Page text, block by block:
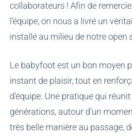
collaborateurs ! Afin de
l’équipe, on nous a livré un
installé au milieu de notre open
Le babyfoot est un bon moyen
instant de plaisir, tout en
d’équipe. Une pratique qui
générations, autour d’un
très belle manière au passage,